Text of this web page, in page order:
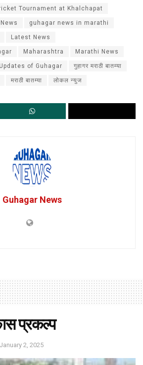
Tournament at Khalchapat
guhagar news in marathi
Latest News
Maharashtra Marathi News
Updates of Guhagar गुहागर मराठी बातम्या
मराठी बातम्या लोकल न्युज
Guhagar News
प्रकल्प
January 2, 2025